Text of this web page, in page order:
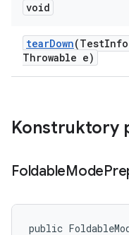
void
tearDown(Test
Throwable e)
Konstruktory
FoldableMode
public